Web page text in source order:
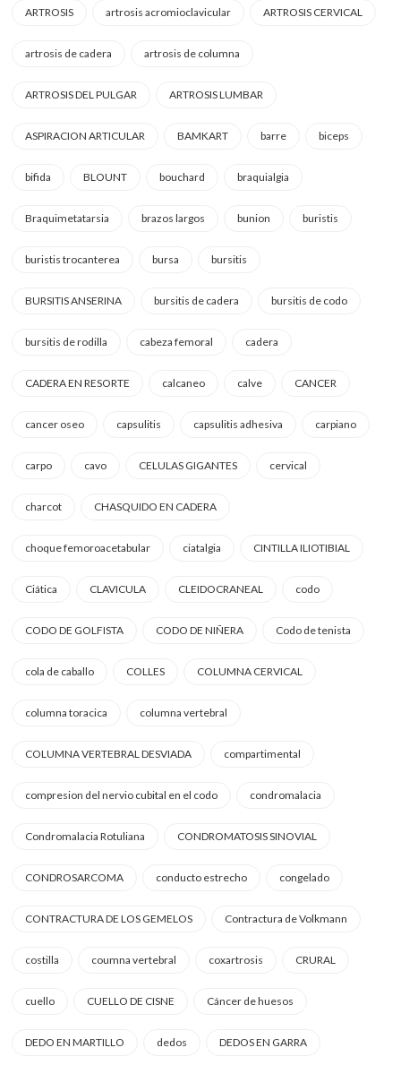
ARTROSIS artrosis acromioclavicular ARTROSIS CERVICAL
artrosis de cadera artrosis de columna
ARTROSIS DEL PULGAR ARTROSIS LUMBAR
ASPIRACION ARTICULAR BAMKART barre biceps
bifida BLOUNT bouchard braquialgia
Braquimetatarsia brazos largos bunion buristis
buristis trocanterea bursa bursitis
BURSITIS ANSERINA bursitis de cadera bursitis de codo
bursitis de rodilla cabeza femoral cadera
CADERA EN RESORTE calcaneo calve CANCER
cancer oseo capsulitis capsulitis adhesiva carpiano
carpo cavo CELULAS GIGANTES cervical
charcot CHASQUIDO EN CADERA
choque femoroacetabular ciatalgia CINTILLA ILIOTIBIAL
Ciática CLAVICULA CLEIDOCRANEAL codo
CODO DE GOLFISTA CODO DE NIÑERA Codo de tenista
cola de caballo COLLES COLUMNA CERVICAL
columna toracica columna vertebral
COLUMNA VERTEBRAL DESVIADA compartimental
compresion del nervio cubital en el codo condromalacia
Condromalacia Rotuliana CONDROMATOSIS SINOVIAL
CONDROSARCOMA conducto estrecho congelado
CONTRACTURA DE LOS GEMELOS Contractura de Volkmann
costilla coumna vertebral coxartrosis CRURAL
cuello CUELLO DE CISNE Cáncer de huesos
DEDO EN MARTILLO dedos DEDOS EN GARRA